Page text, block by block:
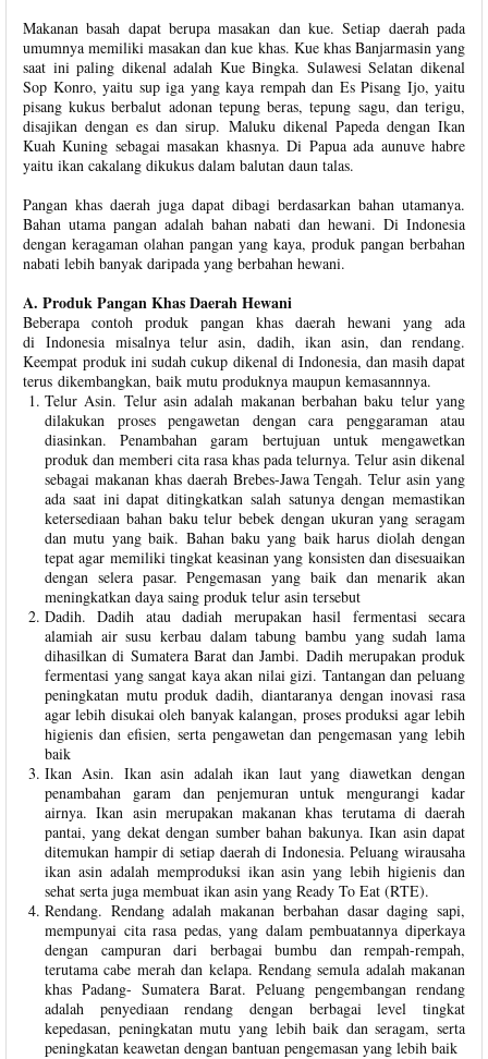
Makanan basah dapat berupa masakan dan kue. Setiap daerah pada
umumnya memiliki masakan dan kue khas. Kue khas Banjarmasin yang
saat ini paling dikenal adalah Kue Bingka. Sulawesi Selatan dikenal
Sop Konro, yaitu sup iga yang kaya rempah dan Es Pisang Ijo, yaitu
pisang kukus berbalut adonan tepung beras, tepung sagu, dan terigu,
disajikan dengan es dan sirup. Maluku dikenal Papeda dengan Ikan
Kuah Kuning sebagai masakan khasnya. Di Papua ada aunuve habre
yaitu ikan cakalang dikukus dalam balutan daun talas.
Pangan khas daerah juga dapat dibagi berdasarkan bahan utamanya.
Bahan utama pangan adalah bahan nabati dan hewani. Di Indonesia
dengan keragaman olahan pangan yang kaya, produk pangan berbahan
nabati lebih banyak daripada yang berbahan hewani.
A. Produk Pangan Khas Daerah Hewani
Beberapa contoh produk pangan khas daerah hewani yang ada
di Indonesia misalnya telur asin, dadih, ikan asin, dan rendang.
Keempat produk ini sudah cukup dikenal di Indonesia, dan masih dapat
terus dikembangkan, baik mutu produknya maupun kemasannnya.
Telur Asin. Telur asin adalah makanan berbahan baku telur yang
dilakukan proses pengawetan dengan cara penggaraman atau
diasinkan. Penambahan garam bertujuan untuk mengawetkan
produk dan memberi cita rasa khas pada telurnya. Telur asin dikenal
sebagai makanan khas daerah Brebes-Jawa Tengah. Telur asin yang
ada saat ini dapat ditingkatkan salah satunya dengan memastikan
ketersediaan bahan baku telur bebek dengan ukuran yang seragam
dan mutu yang baik. Bahan baku yang baik harus diolah dengan
tepat agar memiliki tingkat keasinan yang konsisten dan disesuaikan
dengan selera pasar. Pengemasan yang baik dan menarik akan
meningkatkan daya saing produk telur asin tersebut
Dadih. Dadih atau dadiah merupakan hasil fermentasi secara
alamiah air susu kerbau dalam tabung bambu yang sudah lama
dihasilkan di Sumatera Barat dan Jambi. Dadih merupakan produk
fermentasi yang sangat kaya akan nilai gizi. Tantangan dan peluang
peningkatan mutu produk dadih, diantaranya dengan inovasi rasa
agar lebih disukai oleh banyak kalangan, proses produksi agar lebih
higienis dan efisien, serta pengawetan dan pengemasan yang lebih
baik
Ikan Asin. Ikan asin adalah ikan laut yang diawetkan dengan
penambahan garam dan penjemuran untuk mengurangi kadar
airnya. Ikan asin merupakan makanan khas terutama di daerah
pantai, yang dekat dengan sumber bahan bakunya. Ikan asin dapat
ditemukan hampir di setiap daerah di Indonesia. Peluang wirausaha
ikan asin adalah memproduksi ikan asin yang lebih higienis dan
sehat serta juga membuat ikan asin yang Ready To Eat (RTE).
Rendang. Rendang adalah makanan berbahan dasar daging sapi,
mempunyai cita rasa pedas, yang dalam pembuatannya diperkaya
dengan campuran dari berbagai bumbu dan rempah-rempah,
terutama cabe merah dan kelapa. Rendang semula adalah makanan
khas Padang- Sumatera Barat. Peluang pengembangan rendang
adalah penyediaan rendang dengan berbagai level tingkat
kepedasan, peningkatan mutu yang lebih baik dan seragam, serta
peningkatan keawetan dengan bantuan pengemasan yang lebih baik